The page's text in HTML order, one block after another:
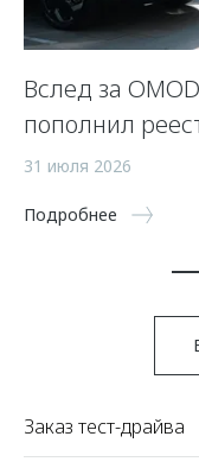
Вслед за
пополнил
31 июля 2026
Подробнее
Заказ тест-драйва